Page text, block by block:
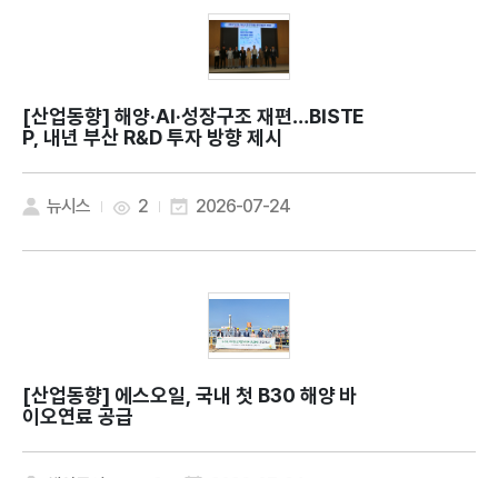
[산업동향]
P, 내년 부산 R&D 투자 방향 제시
뉴시스 2 2026-07-24
[산업동향]
이오연료 공급